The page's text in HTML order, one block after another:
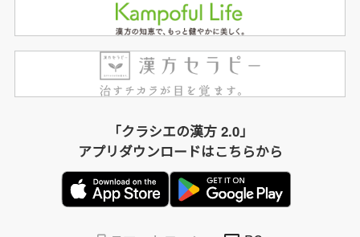
「クラシエの漢方 2.0」
アプリダウンロードはこちらから